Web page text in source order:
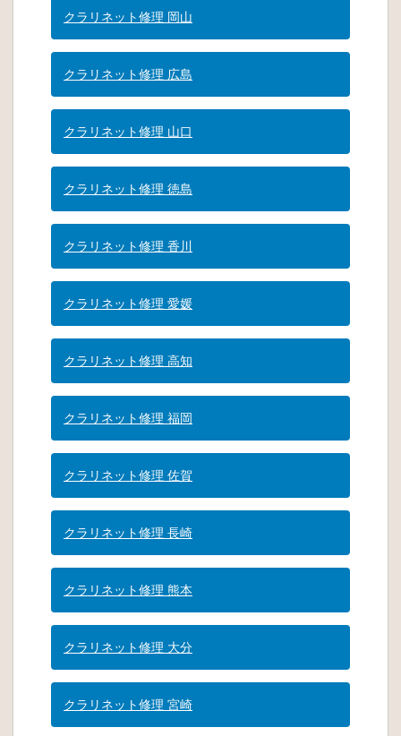
クラリネット修理 岡山
クラリネット修理 広島
クラリネット修理 山口
クラリネット修理 徳島
クラリネット修理 香川
クラリネット修理 愛媛
クラリネット修理 高知
クラリネット修理 福岡
クラリネット修理 佐賀
クラリネット修理 長崎
クラリネット修理 熊本
クラリネット修理 大分
クラリネット修理 宮崎